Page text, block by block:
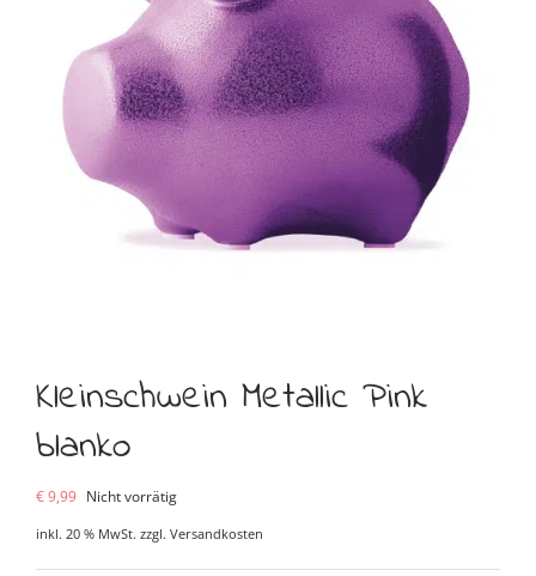
Kleinschwein Metallic Pink
blanko
€9,99 Nicht vorrätig
inkl. 20 % MwSt. zzgl. Versandkosten